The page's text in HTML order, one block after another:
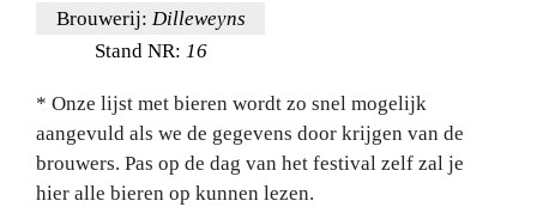
Brouwerij: Dilleweyns
Stand NR: 16
* Onze lijst met bieren wordt zo snel mogelijk
aangevuld als we de gegevens door krijgen van de
brouwers. Pas op de dag van het festival zelf zal je
hier alle bieren op kunnen lezen.